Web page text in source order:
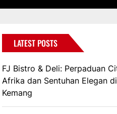
LATEST POSTS
FJ Bistro & Deli: Perpaduan
Afrika dan Sentuhan Elegan
Kemang